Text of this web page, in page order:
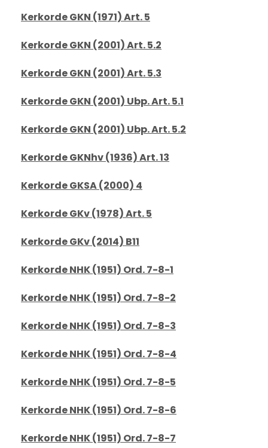
Kerkorde GKN (1971) Art. 5
Kerkorde GKN (2001) Art. 5.2
Kerkorde GKN (2001) Art. 5.3
Kerkorde GKN (2001) Ubp. Art. 5.1
Kerkorde GKN (2001) Ubp. Art. 5.2
Kerkorde GKNhv (1936) Art. 13
Kerkorde GKSA (2000) 4
Kerkorde GKv (1978) Art. 5
Kerkorde GKv (2014) B11
Kerkorde NHK (1951) Ord. 7-8-1
Kerkorde NHK (1951) Ord. 7-8-2
Kerkorde NHK (1951) Ord. 7-8-3
Kerkorde NHK (1951) Ord. 7-8-4
Kerkorde NHK (1951) Ord. 7-8-5
Kerkorde NHK (1951) Ord. 7-8-6
Kerkorde NHK (1951) Ord. 7-8-7